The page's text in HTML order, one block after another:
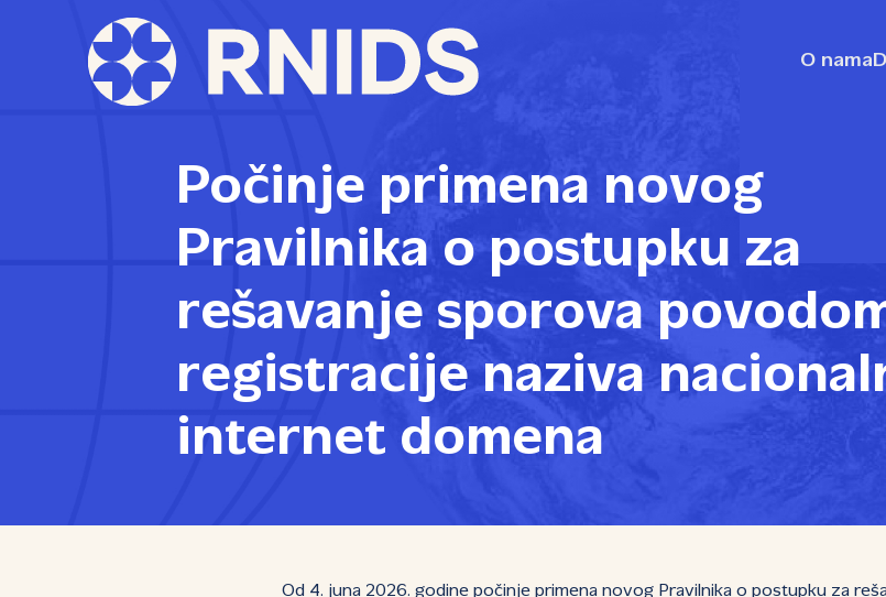
O nama
Počinje primena novog
Pravilnika o postupku za
rešavanje sporova
registracije naziva
internet domena
Od 4. juna 2026. godine počinje primena novog Pravilnika o postupku za